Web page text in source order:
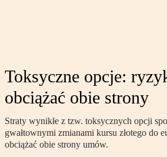
Toksyczne opcje:
obciążać obie strony
Straty wynikłe z tzw. toksycznych opcji
gwałtownymi zmianami kursu złotego do
obciążać obie strony umów.